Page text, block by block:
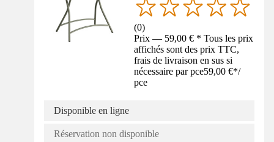
(0)
Prix — 59,00 € * Tous les prix
affichés sont des prix TTC,
frais de livraison en sus si
nécessaire par pce59,00 €*/
pce
Disponible en ligne
Réservation non disponible